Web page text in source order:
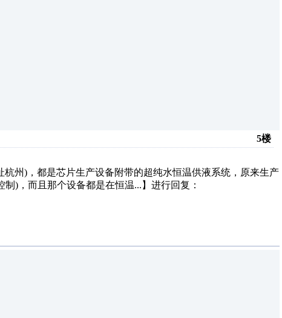
5楼
)，都是芯片生产设备附带的超纯水恒温供液系统，原来生产
)，而且那个设备都是在恒温...】进行回复：